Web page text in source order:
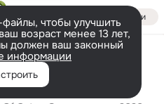
Войти
чтобы улучшить
возраст менее 13 лет,
должен ваш законный
информации